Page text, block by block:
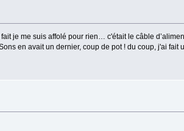
je me suis affolé pour rien… c'était le câble
en avait un dernier, coup de pot ! du coup, j'ai